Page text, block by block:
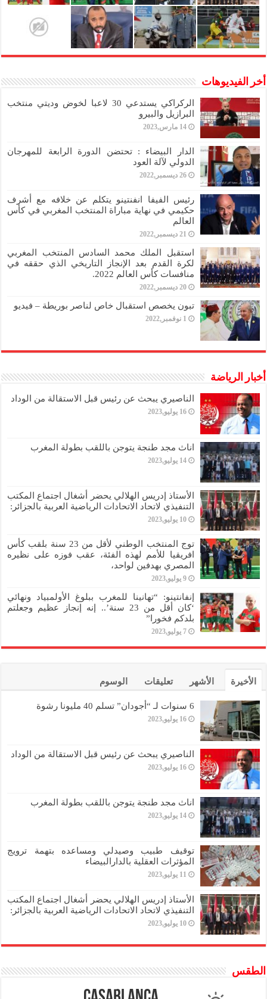
أخر الفيديوهات
الركراكي يستدعي 30 لاعبا لخوض وديتي منتخب
البرازيل والبيرو
14 مارس,2023
الدار البيضاء : تحتضن الدورة الرابعة للمهرجان
الدولي لآلة العود
26 ديسمبر,2022
رئيس الفيفا انفنتينو يتكلم عن خلافه مع أشرف
حكيمي في نهاية مباراة المنتخب المغربي في كأس
العالم
21 ديسمبر,2022
استقبل الملك محمد السادس المنتخب المغربي
لكرة القدم بعد الإنجاز التاريخي الذي حققه في
منافسات كأس العالم 2022.
20 ديسمبر,2022
تبون يخصص استقبال خاص لناصر بوريطة – فيديو
1 نوفمبر,2022
أخبار الرياضة
الناصيري يبحث عن رئيس قبل الاستقالة من الوداد
16 يوليو,2023
اناث مجد طنجة يتوجن باللقب بطولة المغرب
14 يوليو,2023
الأستاذ إدريس الهلالي يحضر أشغال اجتماع المكتب
التنفيذي لاتحاد الاتحادات الرياضية العربية بالجزائر:
10 يوليو,2023
توج المنتخب الوطني لأقل من 23 سنة بلقب كأس
افريقيا للأمم لهذه الفئة، عقب فوزه على نظيره
المصري بهدفين لواحد،
9 يوليو,2023
إنفانتينو: “تهانينا للمغرب ببلوغ الأولمبياد ونهائي
‘كان أقل من 23 سنة’.. إنه إنجاز عظيم وجعلتم
بلدكم فخورا”
7 يوليو,2023
الأخيرة الأشهر تعليقات الوسوم
6 سنوات لـ “أجودان” تسلم 40 مليونا رشوة
16 يوليو,2023
الناصيري يبحث عن رئيس قبل الاستقالة من الوداد
16 يوليو,2023
اناث مجد طنجة يتوجن باللقب بطولة المغرب
14 يوليو,2023
توقيف طبيب وصيدلي ومساعده بتهمة ترويج
المؤثرات العقلية بالدارالبيضاء
11 يوليو,2023
الأستاذ إدريس الهلالي يحضر أشغال اجتماع المكتب
التنفيذي لاتحاد الاتحادات الرياضية العربية بالجزائر:
10 يوليو,2023
الطقس